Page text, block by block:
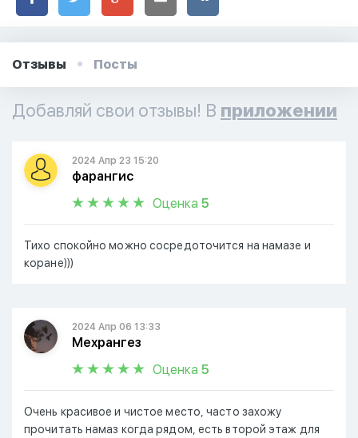
Отзывы Посты
Добавляй свои отзывы! В приложении
2024 Апр 23 15:20
фарангис
Оценка 5
Тихо спокойно можно сосредоточится на намазе и
коране)))
2024 Апр 06 13:33
Мехрангез
Оценка 5
Очень красивое и чистое место, часто захожу
прочитать намаз когда рядом, есть второй этаж для